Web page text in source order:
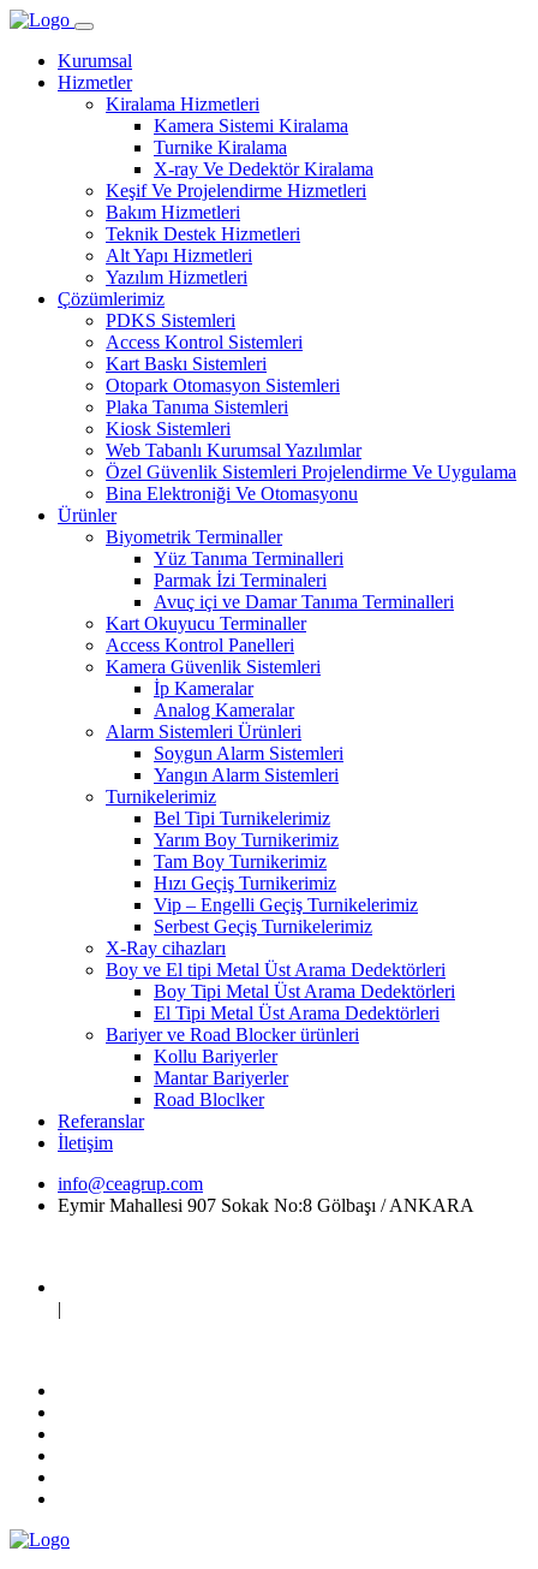
Kurumsal
Hizmetler
Kiralama Hizmetleri
Kamera Sistemi Kiralama
Turnike Kiralama
X-ray Ve Dedektör Kiralama
Keşif Ve Projelendirme Hizmetleri
Bakım Hizmetleri
Teknik Destek Hizmetleri
Alt Yapı Hizmetleri
Yazılım Hizmetleri
Çözümlerimiz
PDKS Sistemleri
Access Kontrol Sistemleri
Kart Baskı Sistemleri
Otopark Otomasyon Sistemleri
Plaka Tanıma Sistemleri
Kiosk Sistemleri
Web Tabanlı Kurumsal Yazılımlar
Özel Güvenlik Sistemleri Projelendirme Ve Uygulama
Bina Elektroniği Ve Otomasyonu
Ürünler
Biyometrik Terminaller
Yüz Tanıma Terminalleri
Parmak İzi Terminaleri
Avuç içi ve Damar Tanıma Terminalleri
Kart Okuyucu Terminaller
Access Kontrol Panelleri
Kamera Güvenlik Sistemleri
İp Kameralar
Analog Kameralar
Alarm Sistemleri Ürünleri
Soygun Alarm Sistemleri
Yangın Alarm Sistemleri
Turnikelerimiz
Bel Tipi Turnikelerimiz
Yarım Boy Turnikerimiz
Tam Boy Turnikerimiz
Hızı Geçiş Turnikerimiz
Vip – Engelli Geçiş Turnikelerimiz
Serbest Geçiş Turnikelerimiz
X-Ray cihazları
Boy ve El tipi Metal Üst Arama Dedektörleri
Boy Tipi Metal Üst Arama Dedektörleri
El Tipi Metal Üst Arama Dedektörleri
Bariyer ve Road Blocker ürünleri
Kollu Bariyerler
Mantar Bariyerler
Road Bloclker
Referanslar
İletişim
info@ceagrup.com
Eymir Mahallesi 907 Sokak No:8 Gölbaşı / ANKARA
|